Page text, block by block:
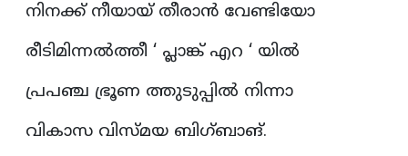
നിനക്ക് നീയായ്‌ തീരാൻ വേണ്ടിയോ
രീടിമിന്നൽത്തീ ‘ പ്ലാങ്ക് എറ ‘ യിൽ
പ്രപഞ്ച ഭ്രൂണ ത്തുടുപ്പിൽ നിന്നാ
വികാസ വിസ്മയ ബിഗ്ബാങ്.